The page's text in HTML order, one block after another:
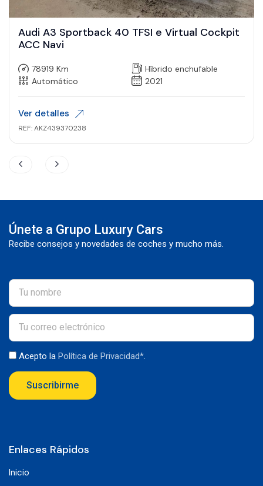
Audi A3 Sportback 40 TFSI e Virtual Cockpit
ACC Navi
78919 Km
Híbrido enchufable
Automático
2021
Ver detalles
REF: AKZ439370238
Únete a Grupo Luxury Cars
Recibe consejos y novedades de coches y mucho más.
Acepto la Política de Privacidad*
Suscribirme
Enlaces Rápidos
Inicio